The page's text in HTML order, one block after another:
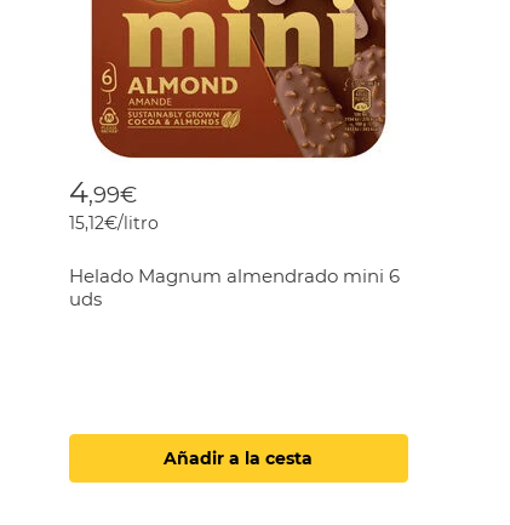
4,99€
15,12€/litro
Helado Magnum almendrado mini 6
uds
Añadir a la cesta